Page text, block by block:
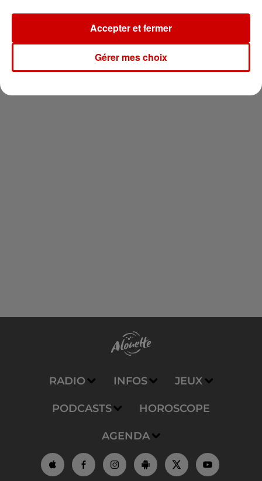
Newsletter
RADIO INFOS JEUX
PODCASTS HOROSCOPE
AGENDA
Gérer mes choix
Accepter et fermer